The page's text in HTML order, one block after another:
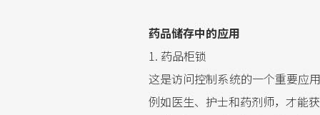
药品储存中的应用
1. 药品柜锁
这是访问控制系统的一个重要应
例如医生、护士和药剂师，才能